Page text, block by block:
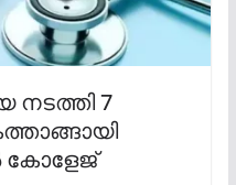
7
കോളേജ്